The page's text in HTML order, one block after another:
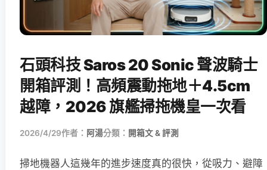
石頭科技 Saros 20 Sonic 聲波騎士
開箱評測！高頻震動拖地＋4.5cm
越障，2026 旗艦掃拖機皇一次看
2026/4/29作者： 阿湯分類： 開箱文 & 評測
掃地機器人這幾年的進步速度真的很快，從吸力、避障